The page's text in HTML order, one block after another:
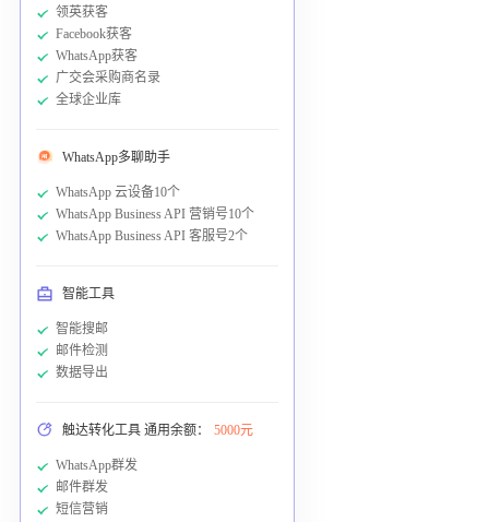
领英获客
Facebook获客
WhatsApp获客
广交会采购商名录
全球企业库
WhatsApp多聊助手
WhatsApp 云设备10个
WhatsApp Business API 营销号10个
WhatsApp Business API 客服号2个
智能工具
智能搜邮
邮件检测
数据导出
触达转化工具 通用余额： 5000元
WhatsApp群发
邮件群发
短信营销